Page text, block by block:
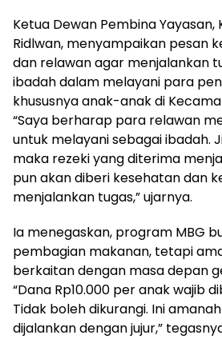
Ketua Dewan Pembina Yayasan,
Ridlwan, menyampaikan pesan
dan relawan agar menjalankan
ibadah dalam melayani para
khususnya anak-anak di
“Saya berharap para relawan
untuk melayani sebagai ibadah.
maka rezeki yang diterima
pun akan diberi kesehatan dan
menjalankan tugas,” ujarnya.
Ia menegaskan, program MBG
pembagian makanan, tetapi
berkaitan dengan masa depan
“Dana Rp10.000 per anak wajib
Tidak boleh dikurangi. Ini
dijalankan dengan jujur,”